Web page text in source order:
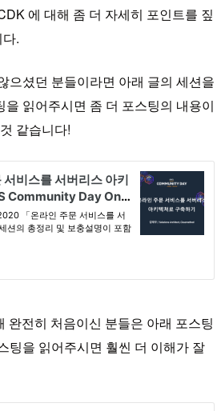
에 대해 좀 더 자세히 포인트를 짚
.
으셨던 분들이라면 아래 글의 세션을
읽어주시면 좀 더 포스팅의 내용이
같습니다!
완전히 처음이신 분들은 아래 포스팅
팅을 읽어주시면 훨씬 더 이해가 잘